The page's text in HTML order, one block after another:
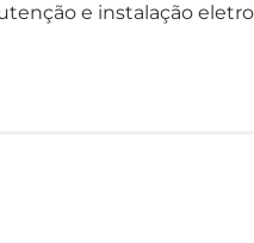
e instalação